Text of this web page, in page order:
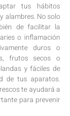
tus hábitos
‌alambres.‌ No solo
de⁢ facilitar la⁤
​o inflamación‌
duros o
frutos secos o
⁣y fáciles ⁣de
de tus aparatos.
te ayudará a
para prevenir